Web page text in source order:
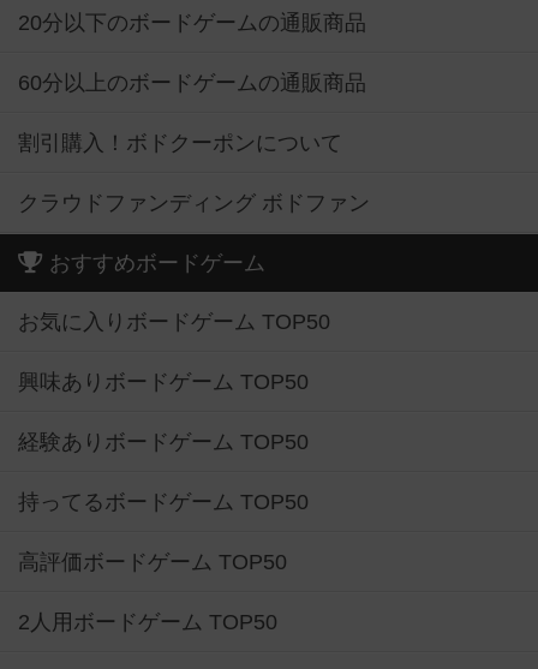
20分以下のボードゲームの通販商品
60分以上のボードゲームの通販商品
割引購入！ボドクーポンについて
クラウドファンディング ボドファン
おすすめボードゲーム
お気に入りボードゲーム TOP50
興味ありボードゲーム TOP50
経験ありボードゲーム TOP50
持ってるボードゲーム TOP50
高評価ボードゲーム TOP50
2人用ボードゲーム TOP50